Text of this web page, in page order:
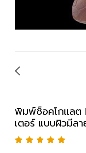
พิมพ์ช็อคโกแลต
เตอร์ แบบผิวมีล